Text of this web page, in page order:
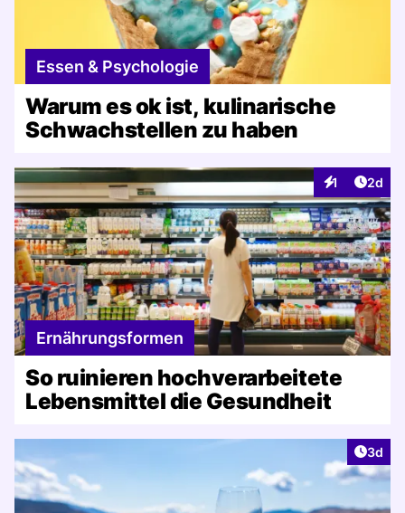
Essen & Psychologie
Warum es ok ist, kulinarische
Schwachstellen zu haben
1
Interaktionen
2d
Ernährungsformen
So ruinieren hochverarbeitete
Lebensmittel die Gesundheit
3d